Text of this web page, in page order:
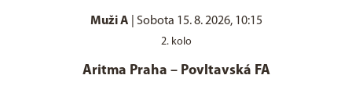
Muži A Sobota 15. 8. 2026, 10:15
2. kolo
Aritma Praha – Povltavská FA